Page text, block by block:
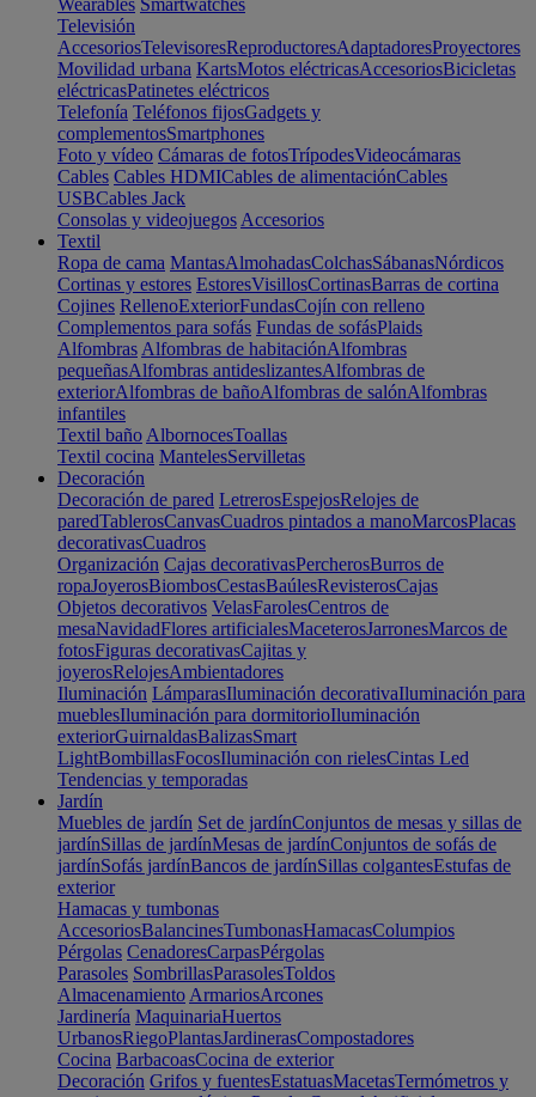
Wearables Smartwatches
Televisión
AccesoriosTelevisoresReproductoresAdaptadoresProyectores
Movilidad urbana KartsMotos eléctricasAccesoriosBicicletas
eléctricasPatinetes eléctricos
Telefonía Teléfonos fijosGadgets y
complementosSmartphones
Foto y vídeo Cámaras de fotosTrípodesVideocámaras
Cables Cables HDMICables de alimentaciónCables
USBCables Jack
Consolas y videojuegos Accesorios
Textil
Ropa de cama MantasAlmohadasColchasSábanasNórdicos
Cortinas y estores EstoresVisillosCortinasBarras de cortina
Cojines RellenoExteriorFundasCojín con relleno
Complementos para sofás Fundas de sofásPlaids
Alfombras Alfombras de habitaciónAlfombras
pequeñasAlfombras antideslizantesAlfombras de
exteriorAlfombras de bañoAlfombras de salónAlfombras
infantiles
Textil baño AlbornocesToallas
Textil cocina MantelesServilletas
Decoración
Decoración de pared LetrerosEspejosRelojes de
paredTablerosCanvasCuadros pintados a manoMarcosPlacas
decorativasCuadros
Organización Cajas decorativasPercherosBurros de
ropaJoyerosBiombosCestasBaúlesRevisterosCajas
Objetos decorativos VelasFarolesCentros de
mesaNavidadFlores artificialesMaceterosJarronesMarcos de
fotosFiguras decorativasCajitas y
joyerosRelojesAmbientadores
Iluminación LámparasIluminación decorativaIluminación para
mueblesIluminación para dormitorioIluminación
exteriorGuirnaldasBalizasSmart
LightBombillasFocosIluminación con rielesCintas Led
Tendencias y temporadas
Jardín
Muebles de jardín Set de jardínConjuntos de mesas y sillas de
jardínSillas de jardínMesas de jardínConjuntos de sofás de
jardínSofás jardínBancos de jardínSillas colgantesEstufas de
exterior
Hamacas y tumbonas
AccesoriosBalancinesTumbonasHamacasColumpios
Pérgolas CenadoresCarpasPérgolas
Parasoles SombrillasParasolesToldos
Almacenamiento ArmariosArcones
Jardinería MaquinariaHuertos
UrbanosRiegoPlantasJardinerasCompostadores
Cocina BarbacoasCocina de exterior
Decoración Grifos y fuentesEstatuasMacetasTermómetros y